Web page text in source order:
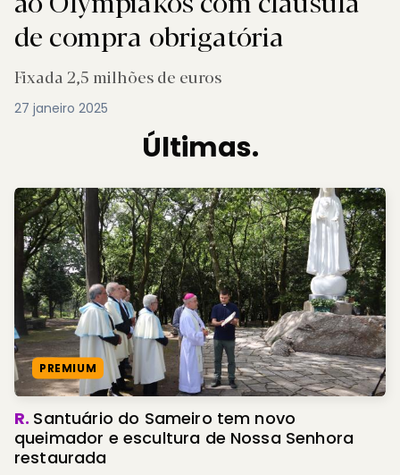
de compra obrigatória
Fixada 2,5 milhões de euros
27 janeiro 2025
Últimas.
PREMIUM
R. Santuário do Sameiro tem novo
queimador e escultura de Nossa Senhora
restaurada